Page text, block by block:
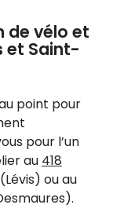
de vélo et
et Saint-
point pour
pour l’un
au 418
ou au